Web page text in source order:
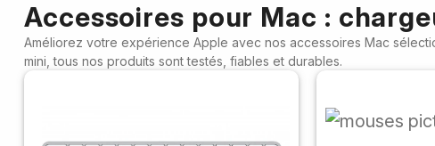
Accessoires pour Mac :
Améliorez votre expérience Apple avec nos accessoires Mac
mini, tous nos produits sont testés, fiables et durables.